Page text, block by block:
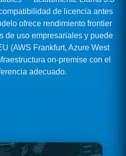
de licencia antes
ofrece rendimiento frontier
de uso empresariales y puede
(AWS Frankfurt, Azure West
on-premise con el
adecuado.